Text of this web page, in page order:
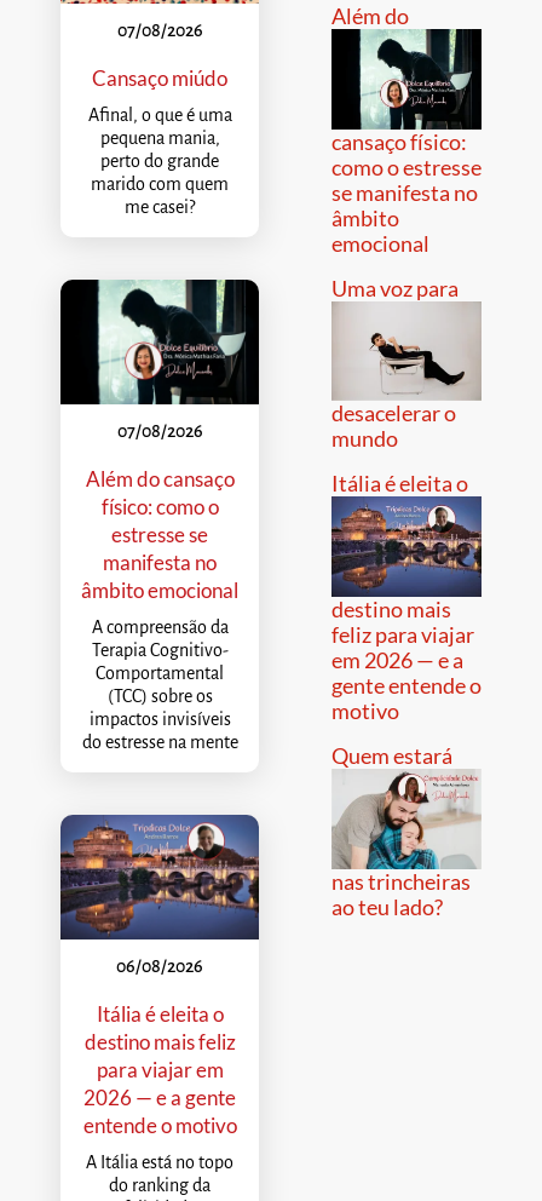
07/08/2026
Cansaço miúdo
Afinal, o que é uma
pequena mania,
perto do grande
marido com quem
me casei?
07/08/2026
Além do cansaço
físico: como o
estresse se
manifesta no
âmbito emocional
A compreensão da
Terapia Cognitivo-
Comportamental
(TCC) sobre os
impactos invisíveis
do estresse na mente
06/08/2026
Itália é eleita o
destino mais feliz
para viajar em
2026 — e a gente
entende o motivo
A Itália está no topo
do ranking da
Além do
cansaço físico:
como o estresse
se manifesta no
âmbito
emocional
Uma voz para
desacelerar o
mundo
Itália é eleita o
destino mais
feliz para viajar
em 2026 — e a
gente entende o
motivo
Quem estará
nas trincheiras
ao teu lado?